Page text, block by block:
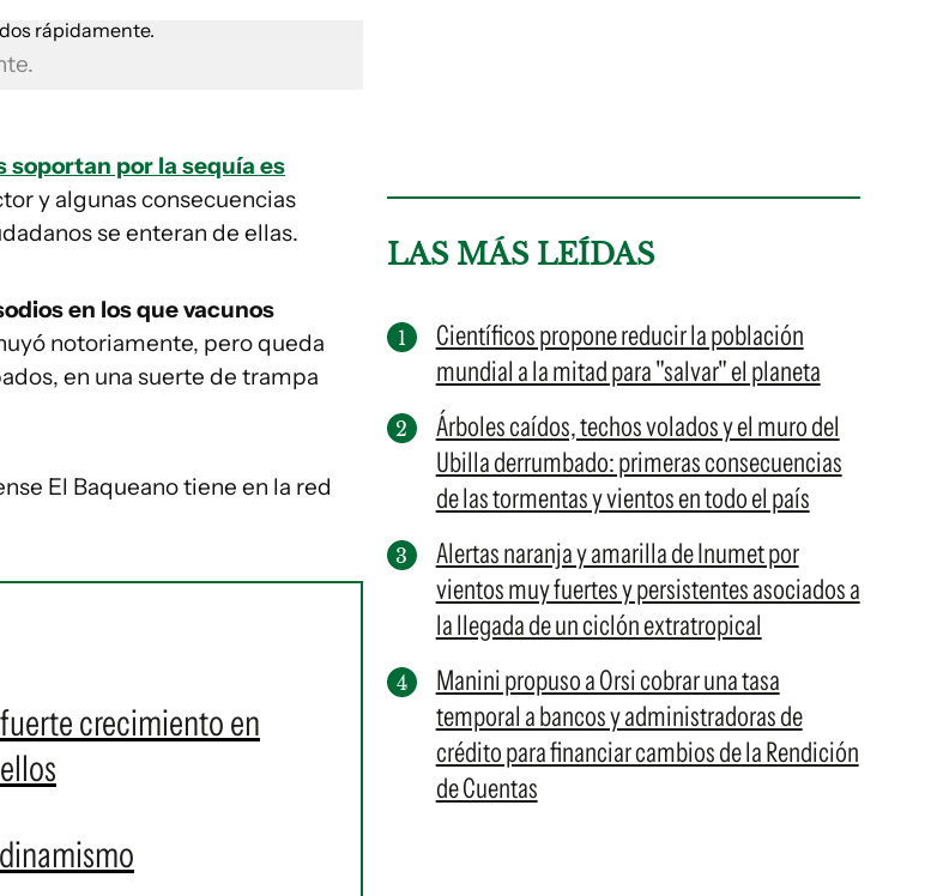
por la sequía es
y algunas consecuencias
se enteran de ellas.
en los que vacunos
notoriamente, pero queda
en una suerte de trampa
El Baqueano tiene en la red
crecimiento en
LAS MÁS LEÍDAS
Científicos propone reducir la población
mundial a la mitad para "salvar" el planeta
Árboles caídos, techos volados y el muro del
Ubilla derrumbado: primeras consecuencias
de las tormentas y vientos en todo el país
Alertas naranja y amarilla de Inumet por
vientos muy fuertes y persistentes asociados a
la llegada de un ciclón extratropical
Manini propuso a Orsi cobrar una tasa
temporal a bancos y administradoras de
crédito para financiar cambios de la Rendición
de Cuentas